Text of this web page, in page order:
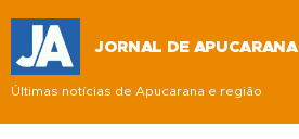
JORNAL DE APUCARANA
Últimas notícias de Apucarana e região